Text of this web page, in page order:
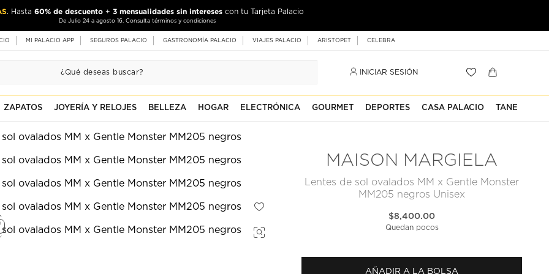
. Hasta 60% de descuento + 3 mensualidades sin intereses con tu Tarjeta Palacio
De Julio 24 a agosto 16. Consulta términos y condiciones
MI PALACIO APP SEGUROS PALACIO GASTRONOMÍA PALACIO VIAJES PALACIO ARISTOPET CELEBRA
INICIAR SESIÓN
ZAPATOS JOYERÍA Y RELOJES BELLEZA HOGAR ELECTRÓNICA GOURMET DEPORTES CASA PALACIO TANE
MAISON MARGIELA
Lentes de sol ovalados MM x Gentle Monster
MM205 negros Unisex
$8,400.00
Quedan pocos
AÑADIR A LA BOLSA